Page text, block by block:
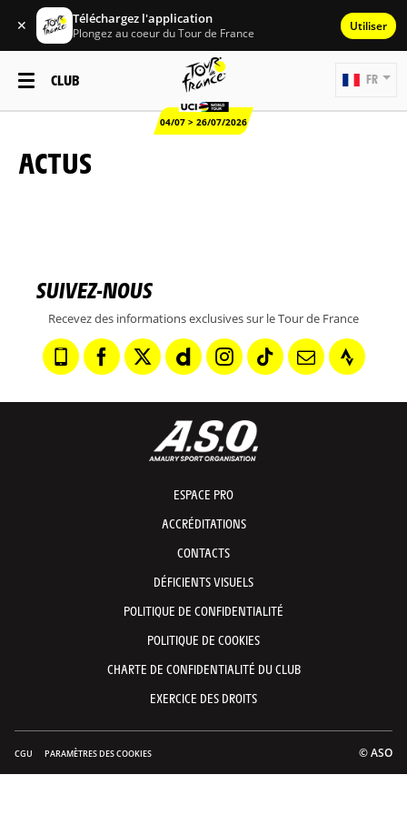
✕ Téléchargez l'application
Plongez au coeur du Tour de France Utiliser
CLUB
04/07 > 26/07/2026
FR
ACTUS
SUIVEZ-NOUS
Recevez des informations exclusives sur le Tour de France
ESPACE PRO
ACCRÉDITATIONS
CONTACTS
DÉFICIENTS VISUELS
POLITIQUE DE CONFIDENTIALITÉ
POLITIQUE DE COOKIES
CHARTE DE CONFIDENTIALITÉ DU CLUB
EXERCICE DES DROITS
CGU PARAMÈTRES DES COOKIES © ASO